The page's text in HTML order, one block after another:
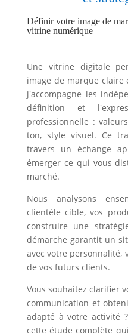
Définir votre image de
vitrine numérique
Une vitrine digitale
image de marque claire
j'accompagne les
définition et
professionnelle :
ton, style visuel. Ce
travers un échange
émerger ce qui vous
marché.
Nous analysons
clientèle cible, vos
construire une
démarche garantit un
avec votre personnalité,
de vos futurs clients.
Vous souhaitez clarifier
communication et
adapté à votre activité
cette étude complète